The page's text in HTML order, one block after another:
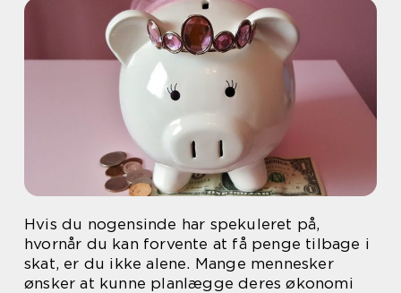
Hvis du nogensinde har spekuleret på,
hvornår du kan forvente at få penge tilbage i
skat, er du ikke alene. Mange mennesker
ønsker at kunne planlægge deres økonomi